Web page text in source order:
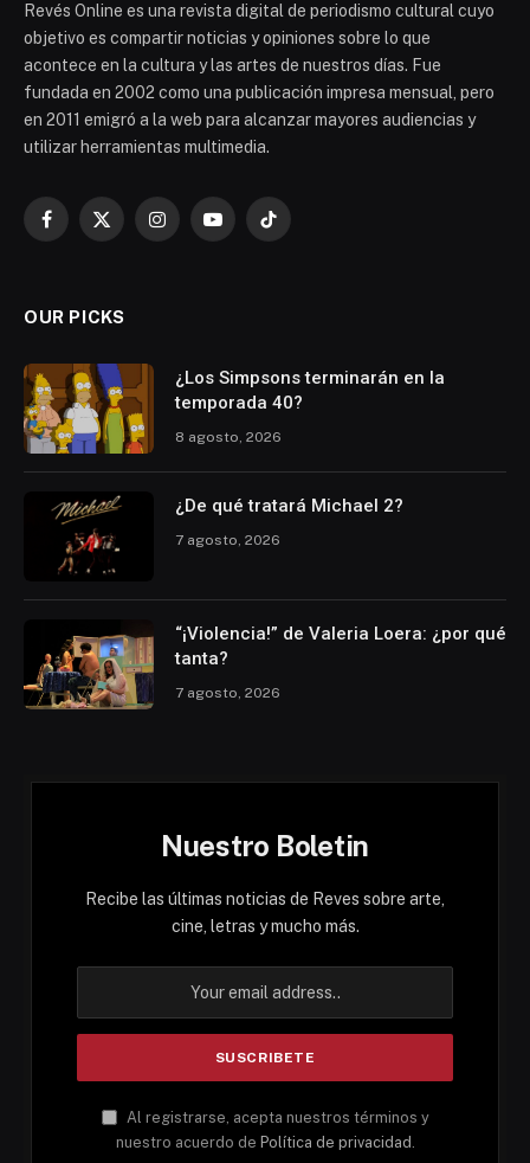
Revés Online es una revista digital de periodismo cultural cuyo
objetivo es compartir noticias y opiniones sobre lo que
acontece en la cultura y las artes de nuestros días. Fue
fundada en 2002 como una publicación impresa mensual, pero
en 2011 emigró a la web para alcanzar mayores audiencias y
utilizar herramientas multimedia.
Facebook
X
InstagramYouTubeTikTok
OUR PICKS
¿Los Simpsons terminarán en la
temporada 40?
8 agosto, 2026
¿De qué tratará Michael 2?
7 agosto, 2026
“¡Violencia!” de Valeria Loera: ¿por qué
tanta?
7 agosto, 2026
Nuestro Boletin
Recibe las últimas noticias de Reves sobre arte,
cine, letras y mucho más.
Al registrarse, acepta nuestros términos y
nuestro acuerdo de Política de privacidad .